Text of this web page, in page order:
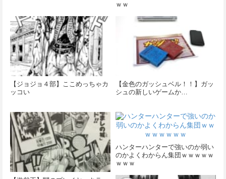
ｗｗ
【ジョジョ４部】ここめっちゃカ
ッコい
【金色のガッシュベル！！】ガッ
シュの新しいゲームか…
ハンターハンターで強いのか弱い
のかよくわからん集団ｗｗｗｗｗ
ｗｗｗ